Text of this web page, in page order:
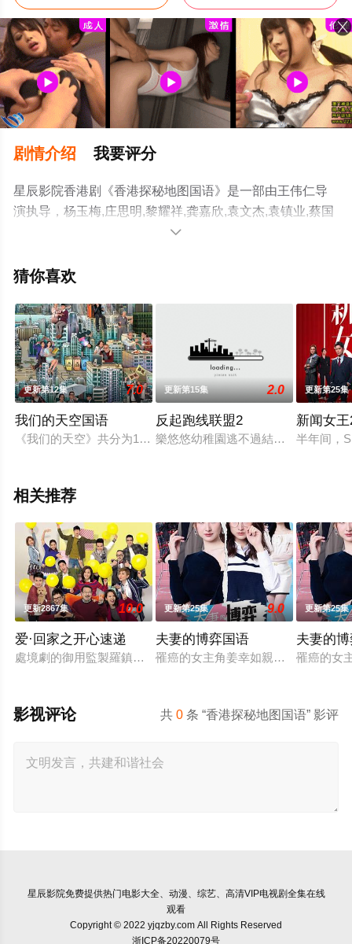
剧情介绍 我要评分
星辰影院香港剧《香港探秘地图国语》是一部由王伟仁导
演执导，杨玉梅,庄思明,黎耀祥,龚嘉欣,袁文杰,袁镇业,蔡国
威,丁子朗,莫家淦,陈靖云,阮政峰,邓伊婷,黄子桐,孔德贤,倪
观看高清无删减完整版电视剧全集就上星辰影视，更多相
解。

猜你喜欢
更新第12集 7.0
我们的天空国语
《我们的天空》共分为12个剧集单元，讲述12个不同的主题，
更新第15集 2.0
反起跑线联盟2
樂悠悠幼稚園逃不過結業的命運，但
更新第25集
新闻女
半年间，
相关推荐
更新2867集 10.0
爱·回家之开心速递
處境劇的御用監製羅鎮岳已經準備開拍新一套處境劇，暫定叫
更新第25集 9.0
夫妻的博弈国语
罹癌的女主角姜幸如親眼目睹老公和
更新第25集
夫妻的
罹癌的女
共0 条 “香港探秘地图国语” 影评
影视评论
星辰影院免费提供热门电影大全、动漫、综艺、高清VIP电视剧全集在线
观看
Copyright © 2022 yjqzby.com All Rights Reserved
浙ICP备20220079号